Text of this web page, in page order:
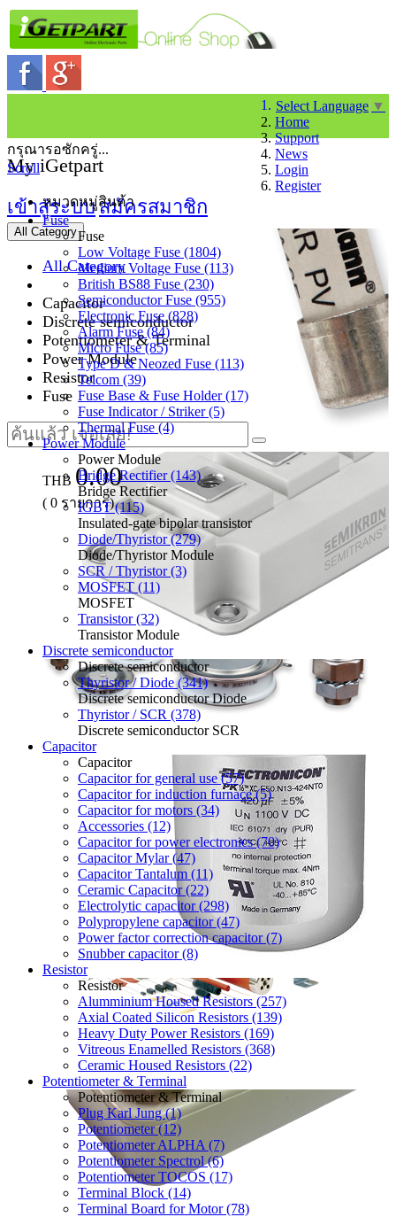
Select Language ▼
Home
Support
News
Login
Register
My iGetpart
เข้าสู่ระบบสมัครสมาชิก
All Category
All Category
Capacitor
Discrete semiconductor
Potentiometer & Terminal
Power Module
Resistor
Fuse
THB 0.00
( 0 รายการ)
กรุณารอซักครู่...
Scroll
หมวดหมู่สินค้า
Fuse
Fuse
Low Voltage Fuse (1804)
Medium Voltage Fuse (113)
British BS88 Fuse (230)
Semiconductor Fuse (955)
Electronic Fuse (828)
Alarm Fuse (84)
Micro Fuse (85)
Type D & Neozed Fuse (113)
Telcom (39)
Fuse Base & Fuse Holder (17)
Fuse Indicator / Striker (5)
Thermal Fuse (4)
Power Module
Power Module
Bridge Rectifier (143)
Bridge Rectifier
IGBT (115)
Insulated-gate bipolar transistor
Diode/Thyristor (279)
Diode/Thyristor Module
SCR / Thyristor (3)
MOSFET (11)
MOSFET
Transistor (32)
Transistor Module
Discrete semiconductor
Discrete semiconductor
Thyristor / Diode (341)
Discrete semiconductor Diode
Thyristor / SCR (378)
Discrete semiconductor SCR
Capacitor
Capacitor
Capacitor for general use (57)
Capacitor for induction furnace (5)
Capacitor for motors (34)
Accessories (12)
Capacitor for power electronics (70)
Capacitor Mylar (47)
Capacitor Tantalum (11)
Ceramic Capacitor (22)
Electrolytic capacitor (298)
Polypropylene capacitor (47)
Power factor correction capacitor (7)
Snubber capacitor (8)
Resistor
Resistor
Alumminium Housed Resistors (257)
Axial Coated Silicon Resistors (139)
Heavy Duty Power Resistors (169)
Vitreous Enamelled Resistors (368)
Ceramic Housed Resistors (22)
Potentiometer & Terminal
Potentiometer & Terminal
Plug Karl Jung (1)
Potentiometer (12)
Potentiometer ALPHA (7)
Potentiometer Spectrol (6)
Potentiometer TOCOS (17)
Terminal Block (14)
Terminal Board for Motor (78)